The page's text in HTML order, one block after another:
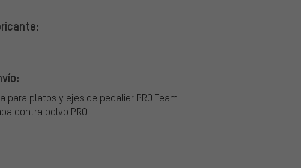
para platos y ejes de pedalier PRO Team
contra polvo PRO